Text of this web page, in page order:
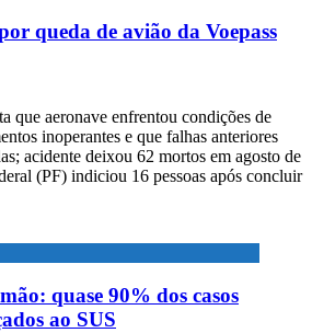
queda de avião da Voepass
que aeronave enfrentou condições de
inoperantes e que falhas anteriores
acidente deixou 62 mortos em agosto de
(PF) indiciou 16 pessoas após concluir
quase 90% dos casos
ao SUS